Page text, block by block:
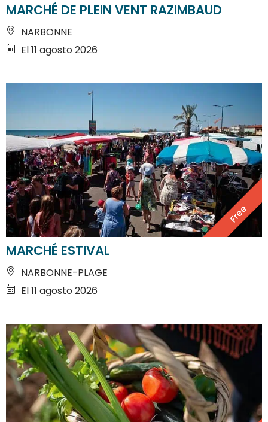
MARCHÉ DE PLEIN VENT RAZIMBAUD
NARBONNE
El 11 agosto 2026
Free
MARCHÉ ESTIVAL
NARBONNE-PLAGE
El 11 agosto 2026